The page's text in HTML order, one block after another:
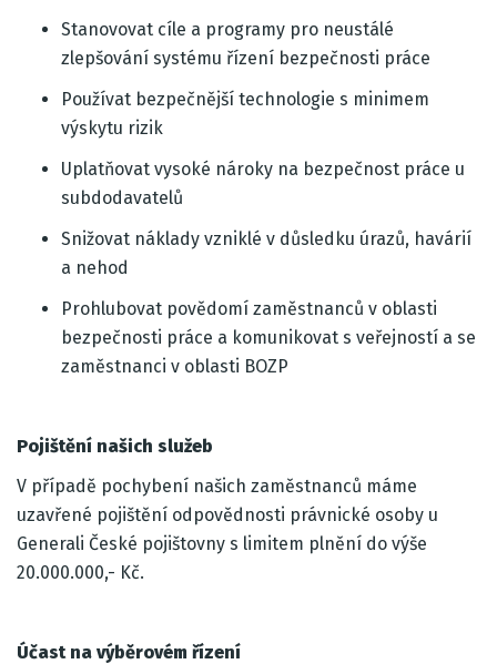
Stanovovat cíle a programy pro neustálé
zlepšování systému řízení bezpečnosti práce
Používat bezpečnější technologie s minimem
výskytu rizik
Uplatňovat vysoké nároky na bezpečnost práce u
subdodavatelů
Snižovat náklady vzniklé v důsledku úrazů, havárií
a nehod
Prohlubovat povědomí zaměstnanců v oblasti
bezpečnosti práce a komunikovat s veřejností a se
zaměstnanci v oblasti BOZP
Pojištění našich služeb
V případě pochybení našich zaměstnanců máme
uzavřené pojištění odpovědnosti právnické osoby u
Generali České pojištovny s limitem plnění do výše
20.000.000,- Kč.
Účast na výběrovém řízení